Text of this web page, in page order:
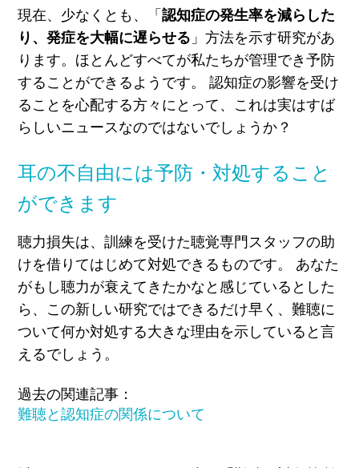
現在、少なくとも、「 認知症の発生率を減らした
り、発症を大幅に遅らせる 」方法を示す研究があ
ります。ほとんどすべてが私たちが管理でき予防
することができるようです。 認知症の影響を受け
ることを心配する方々にとって、これは実はすば
らしいニュースなのではないでしょうか？
耳の不自由には予防・対処すること
ができます
聴力損失は、訓練を受けた聴覚専門スタッフの助
けを借りてはじめて対処できるものです。 あなた
がもし聴力が衰えてきたかなと感じているとした
ら、この新しい研究ではできるだけ早く、難聴に
ついて何か対処する大きな理由を示していると言
えるでしょう。
過去の関連記事：
難聴と認知症の関係について